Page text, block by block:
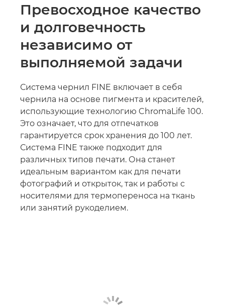
Превосходное качество
и долговечность
независимо от
выполняемой задачи
Система чернил FINE включает в себя
чернила на основе пигмента и красителей,
использующие технологию ChromaLife 100.
Это означает, что для отпечатков
гарантируется срок хранения до 100 лет.
Система FINE также подходит для
различных типов печати. Она станет
идеальным вариантом как для печати
фотографий и открыток, так и работы с
носителями для термопереноса на ткань
или занятий рукоделием.